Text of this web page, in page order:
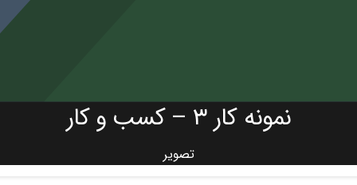
نمونه کار ۳ – کسب و کار
تصویر